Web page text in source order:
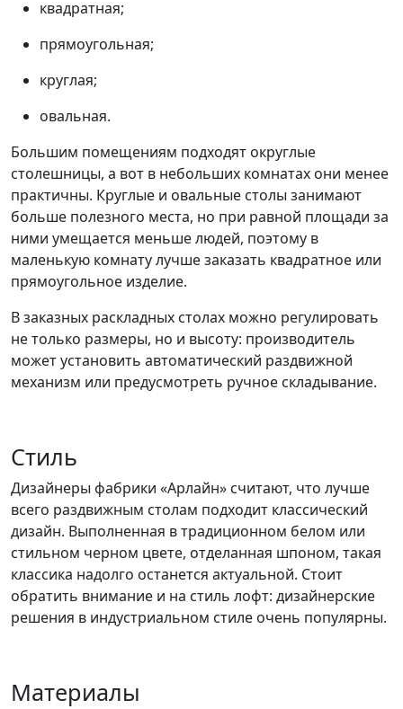
квадратная;
прямоугольная;
круглая;
овальная.
Большим помещениям подходят округлые
столешницы, а вот в небольших комнатах они менее
практичны. Круглые и овальные столы занимают
больше полезного места, но при равной площади за
ними умещается меньше людей, поэтому в
маленькую комнату лучше заказать квадратное или
прямоугольное изделие.
В заказных раскладных столах можно регулировать
не только размеры, но и высоту: производитель
может установить автоматический раздвижной
механизм или предусмотреть ручное складывание.
Стиль
Дизайнеры фабрики «Арлайн» считают, что лучше
всего раздвижным столам подходит классический
дизайн. Выполненная в традиционном белом или
стильном черном цвете, отделанная шпоном, такая
классика надолго останется актуальной. Стоит
обратить внимание и на стиль лофт: дизайнерские
решения в индустриальном стиле очень популярны.
Материалы